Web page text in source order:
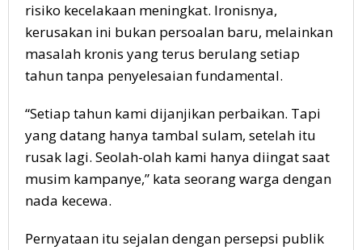
risiko kecelakaan meningkat. Ironisnya,
kerusakan ini bukan persoalan baru, melainkan
masalah kronis yang terus berulang setiap
tahun tanpa penyelesaian fundamental.
“Setiap tahun kami dijanjikan perbaikan. Tapi
yang datang hanya tambal sulam, setelah itu
rusak lagi. Seolah-olah kami hanya diingat saat
musim kampanye,” kata seorang warga dengan
nada kecewa.
Pernyataan itu sejalan dengan persepsi publik